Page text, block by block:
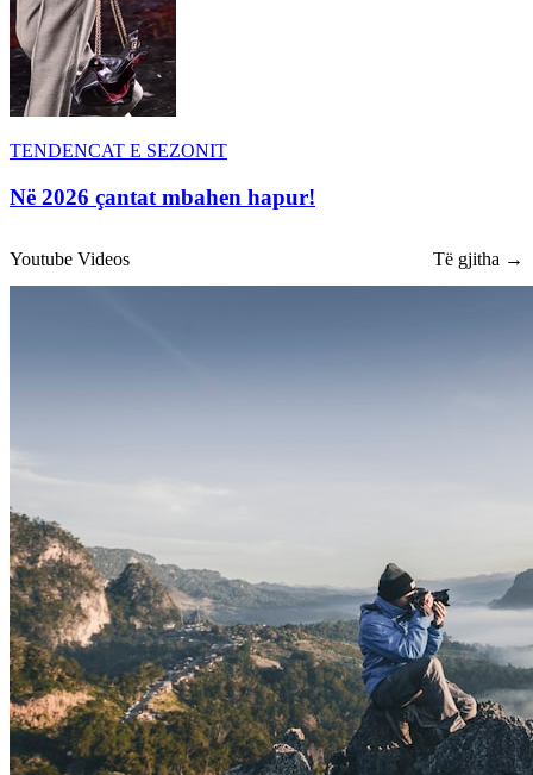
TENDENCAT E SEZONIT
Në 2026 çantat mbahen hapur!
Youtube Videos Të gjitha →